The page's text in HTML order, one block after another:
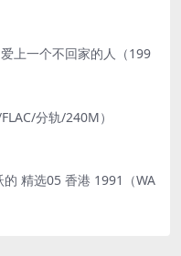
上一个不回家的人（199
分轨/240M）
精选05 香港 1991（WA